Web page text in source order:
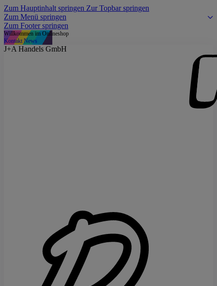
Zum Hauptinhalt springen Zur Topbar springen
Zum Menü springen
Zum Footer springen
Willkommen im Onlineshop
Kontakt News
J+A Handels GmbH